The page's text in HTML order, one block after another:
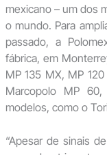
mexicano – um dos
o mundo. Para
passado, a
fábrica, em
MP 135 MX, MP
Marcopolo MP
modelos, como o
“Apesar de sinais